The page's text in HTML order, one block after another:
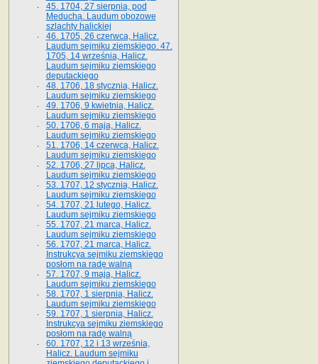
45. 1704, 27 sierpnia, pod
Meduchą. Laudum obozowe
szlachty halickiej
46. 1705, 26 czerwca, Halicz.
Laudum sejmiku ziemskiego. 47.
1705, 14 września, Halicz.
Laudum sejmiku ziemskiego
deputackiego
48. 1706, 18 stycznia, Halicz.
Laudum sejmiku ziemskiego
49. 1706, 9 kwietnia, Halicz.
Laudum sejmiku ziemskiego
50. 1706, 6 maja, Halicz.
Laudum sejmiku ziemskiego
51. 1706, 14 czerwca, Halicz.
Laudum sejmiku ziemskiego
52. 1706, 27 lipca, Halicz.
Laudum sejmiku ziemskiego
53. 1707, 12 stycznia, Halicz.
Laudum sejmiku ziemskiego
54. 1707, 21 lutego, Halicz.
Laudum sejmiku ziemskiego
55. 1707, 21 marca, Halicz.
Laudum sejmiku ziemskiego
56. 1707, 21 marca, Halicz.
Instrukcya sejmiku ziemskiego
posłom na radę walną
57. 1707, 9 maja, Halicz.
Laudum sejmiku ziemskiego
58. 1707, 1 sierpnia, Halicz.
Laudum sejmiku ziemskiego
59. 1707, 1 sierpnia, Halicz.
Instrukcya sejmiku ziemskiego
posłom na radę walną
60. 1707, 12 i 13 września,
Halicz. Laudum sejmiku